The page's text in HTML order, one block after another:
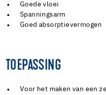
Goede vloei
Spanningsarm
Goed absorptievermogen
TOEPASSING
Voor het maken van een